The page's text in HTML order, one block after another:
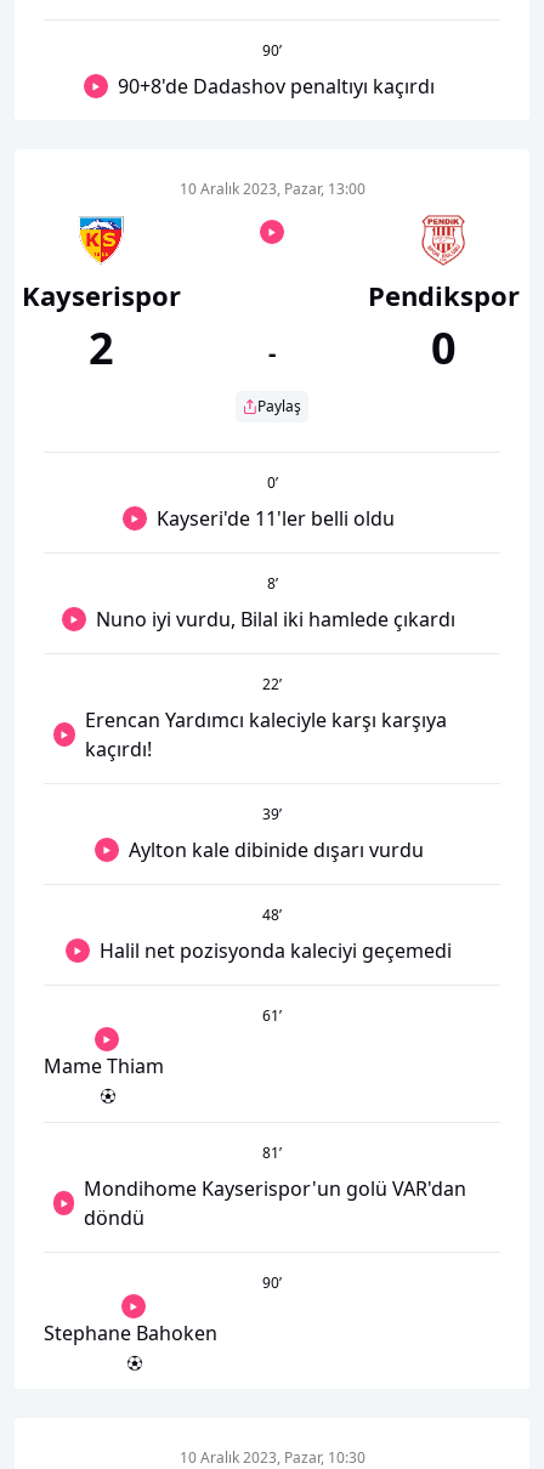
90’
90+8'de Dadashov penaltıyı kaçırdı
Kayserispor
2
10 Aralık 2023, Pazar, 13:00
-
Paylaş
Pendikspor
0
0’
Kayseri'de 11'ler belli oldu
8’
Nuno iyi vurdu, Bilal iki hamlede çıkardı
22’
Erencan Yardımcı kaleciyle karşı karşıya
kaçırdı!
39’
Aylton kale dibinide dışarı vurdu
48’
Halil net pozisyonda kaleciyi geçemedi
61’
Mame Thiam
81’
Mondihome Kayserispor'un golü VAR'dan
döndü
90’
Stephane Bahoken
10 Aralık 2023, Pazar, 10:30